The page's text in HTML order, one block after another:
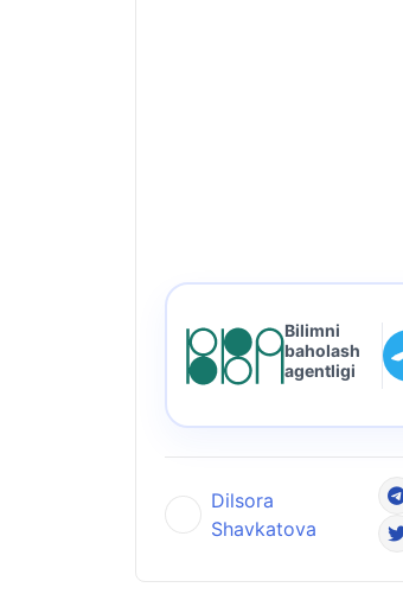
Bilimni
baholash
agentligi
Dilsora
Shavkatova